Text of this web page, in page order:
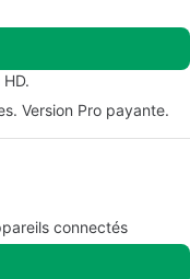
Version Pro payante.
connectés